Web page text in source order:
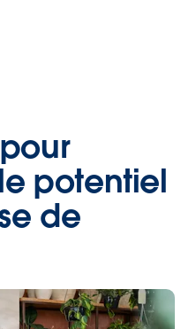
potentiel
de